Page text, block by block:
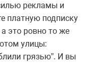
рекламы и
платную подписку
это ровно то же
улицы:
грязью”. И вы